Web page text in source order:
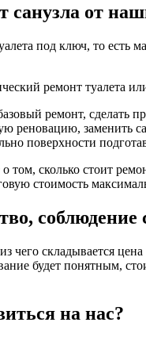
санузла от
под ключ, то есть
ремонт туалета
ремонт, сделать
реновацию, заменить
поверхности
том, сколько стоит
стоимость
чего складывается
будет понятным,
на нас?